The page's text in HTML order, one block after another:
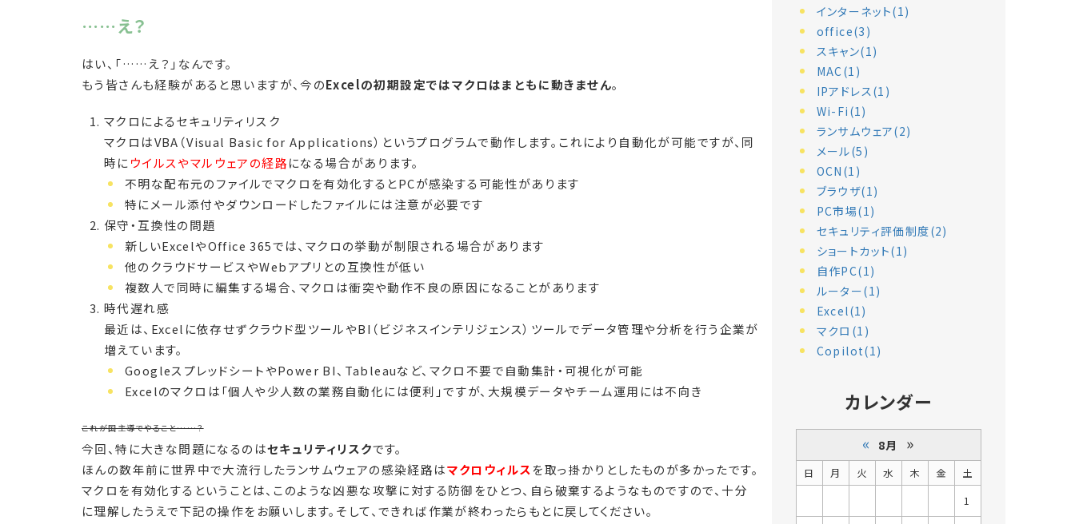
……え？
はい、「……え？」なんです。
もう皆さんも経験があると思いますが、今のExcelの初期設定ではマクロはまともに動きません。
マクロによるセキュリティリスク
マクロはVBA（Visual Basic for Applications）というプログラムで動作します。これにより自動化が可能ですが、同
時にウイルスやマルウェアの経路になる場合があります。
不明な配布元のファイルでマクロを有効化するとPCが感染する可能性があります
特にメール添付やダウンロードしたファイルには注意が必要です
保守・互換性の問題
新しいExcelやOffice 365では、マクロの挙動が制限される場合があります
他のクラウドサービスやWebアプリとの互換性が低い
複数人で同時に編集する場合、マクロは衝突や動作不良の原因になることがあります
時代遅れ感
最近は、Excelに依存せずクラウド型ツールやBI（ビジネスインテリジェンス）ツールでデータ管理や分析を行う企業が
増えています。
GoogleスプレッドシートやPower BI、Tableauなど、マクロ不要で自動集計・可視化が可能
Excelのマクロは「個人や少人数の業務自動化には便利」ですが、大規模データやチーム運用には不向き
これが国主導でやること……？
今回、特に大きな問題になるのはセキュリティリスクです。
ほんの数年前に世界中で大流行したランサムウェアの感染経路はマクロウィルスを取っ掛かりとしたものが多かったです。
マクロを有効化するということは、このような凶悪な攻撃に対する防御をひとつ、自ら破棄するようなものですので、十分
に理解したうえで下記の操作をお願いします。そして、できれば作業が終わったらもとに戻してください。
インターネット(1)
office(3)
スキャン(1)
MAC(1)
IPアドレス(1)
Wi-Fi(1)
ランサムウェア(2)
メール(5)
OCN(1)
ブラウザ(1)
PC市場(1)
セキュリティ評価制度(2)
ショートカット(1)
自作PC(1)
ルーター(1)
Excel(1)
マクロ(1)
Copilot(1)
カレンダー
« 8月 »
日 月 火 水 木 金
土
1